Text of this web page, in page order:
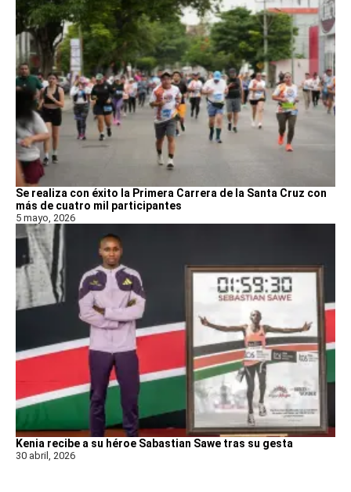
Se realiza con éxito la Primera Carrera de la Santa Cruz con
más de cuatro mil participantes
5 mayo, 2026
Kenia recibe a su héroe Sabastian Sawe tras su gesta
30 abril, 2026